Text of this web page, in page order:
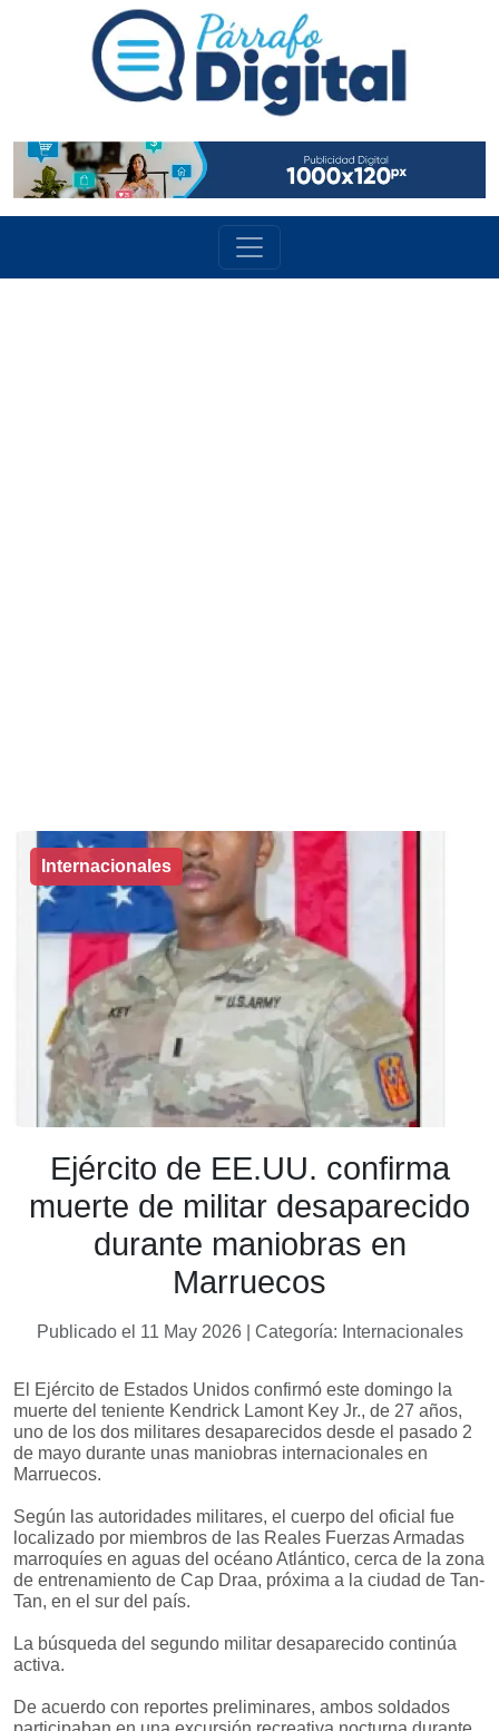
Internacionales
Ejército de EE.UU. confirma
muerte de militar desaparecido
durante maniobras en
Marruecos
Publicado el 11 May 2026 | Categoría: Internacionales
El Ejército de Estados Unidos confirmó este domingo la
muerte del teniente Kendrick Lamont Key Jr., de 27 años,
uno de los dos militares desaparecidos desde el pasado 2
de mayo durante unas maniobras internacionales en
Marruecos.
Según las autoridades militares, el cuerpo del oficial fue
localizado por miembros de las Reales Fuerzas Armadas
marroquíes en aguas del océano Atlántico, cerca de la zona
de entrenamiento de Cap Draa, próxima a la ciudad de Tan-
Tan, en el sur del país.
La búsqueda del segundo militar desaparecido continúa
activa.
De acuerdo con reportes preliminares, ambos soldados